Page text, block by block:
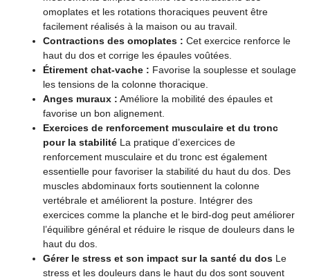
omoplates et les rotations thoraciques peuvent être
facilement réalisés à la maison ou au travail.
Contractions des omoplates : Cet exercice renforce le
haut du dos et corrige les épaules voûtées.
Étirement chat-vache : Favorise la souplesse et soulage
les tensions de la colonne thoracique.
Anges muraux : Améliore la mobilité des épaules et
favorise un bon alignement.
Exercices de renforcement musculaire et du tronc
pour la stabilité La pratique d’exercices de
renforcement musculaire et du tronc est également
essentielle pour favoriser la stabilité du haut du dos. Des
muscles abdominaux forts soutiennent la colonne
vertébrale et améliorent la posture. Intégrer des
exercices comme la planche et le bird-dog peut améliorer
l’équilibre général et réduire le risque de douleurs dans le
haut du dos.
Gérer le stress et son impact sur la santé du dos Le
stress et les douleurs dans le haut du dos sont souvent